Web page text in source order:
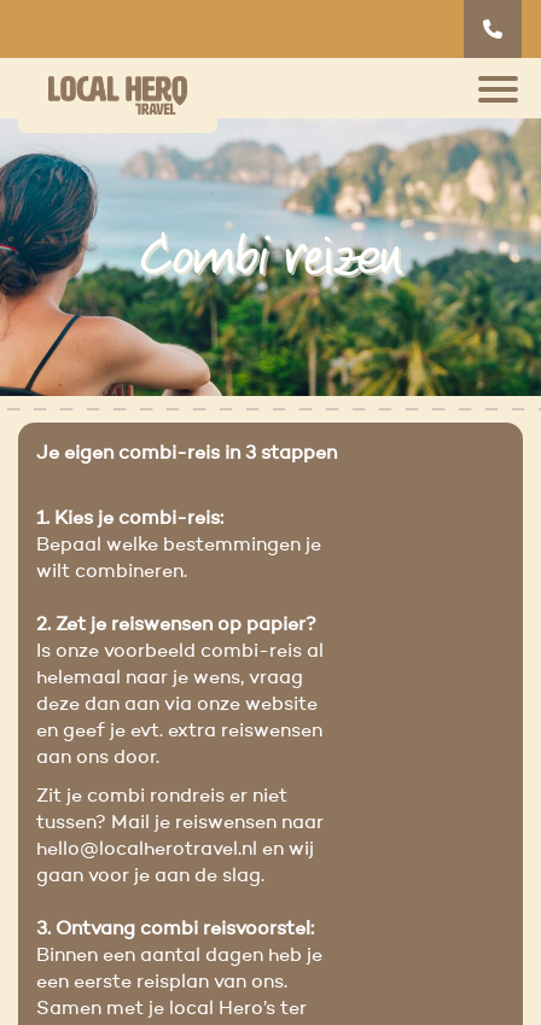
Combi reizen
Je eigen combi-reis in 3 stappen
1. Kies je combi-reis:
Bepaal welke bestemmingen je
wilt combineren.
2. Zet je reiswensen op papier?
Is onze voorbeeld combi-reis al
helemaal naar je wens, vraag
deze dan aan via onze website
en geef je evt. extra reiswensen
aan ons door.
Zit je combi rondreis er niet
tussen? Mail je reiswensen naar
hello@localherotravel.nl en wij
gaan voor je aan de slag.
3. Ontvang combi reisvoorstel:
Binnen een aantal dagen heb je
een eerste reisplan van ons.
Samen met je local Hero’s ter